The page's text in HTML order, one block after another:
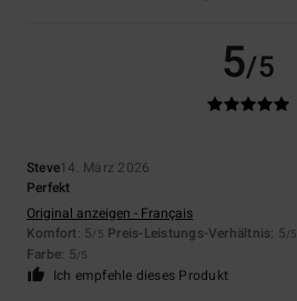
5/5
Steve14. März 2026
Perfekt
Original anzeigen - Français
Komfort: 5/5 Preis-Leistungs-Verhältnis: 5/5
Farbe: 5/5
Ich empfehle dieses Produkt